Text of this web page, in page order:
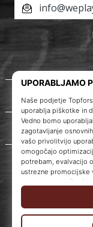
O nas
Storitve za